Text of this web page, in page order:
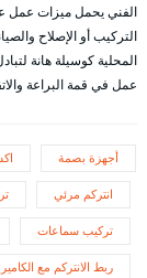
الفني يحمل ميزات عمل
التركيب أو الإصلاح
المحلية كوسيلة هانة
عمل في قمة البراعة
أجهزة بصمة
انتركم مرئي
تركيب سماعات
ربط الانتركم مع